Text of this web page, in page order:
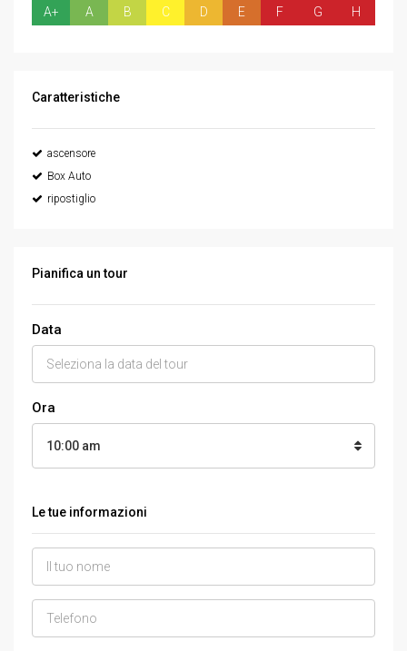
A+ A B C D E F G H
Caratteristiche
ascensore
Box Auto
ripostiglio
Pianifica un tour
Data
Ora
10:00 am
Le tue informazioni